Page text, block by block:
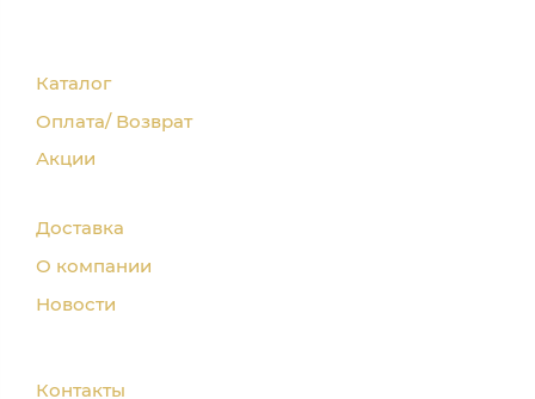
Каталог
Оплата/ Возврат
Акции
Доставка
О компании
Новости
Контакты